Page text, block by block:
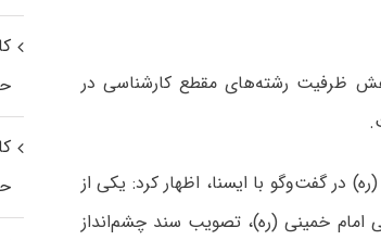
ظرفیت رشته‌های مقطع کارشناسی در
در گفت‌وگو با ایسنا، اظهار کرد: یکی از
۹۷ در دانشگاه بین‌المللی امام خمینی (ره)، تصویب سند چشم‌انداز